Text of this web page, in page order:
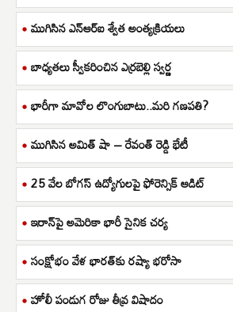
ముగిసిన ఎన్ఆర్ఐ శ్వేత అంత్యక్రియలు
బాధ్యతలు స్వీకరించిన ఎర్రబెల్లి స్వర్ణ
భారీగా మావోల లొంగుబాటు..మరి గణపతి?
ముగిసిన అమిత్ షా – రేవంత్ రెడ్డి భేటీ
25 వేల బోగస్ ఉద్యోగులపై ఫోరెన్సిక్ ఆడిట్
ఇరాన్‌పై అమెరికా భారీ సైనిక చర్య
సంక్షోభం వేళ భారత్‌కు రష్యా భరోసా
హోలీ పండుగ రోజు తీవ్ర విషాదం